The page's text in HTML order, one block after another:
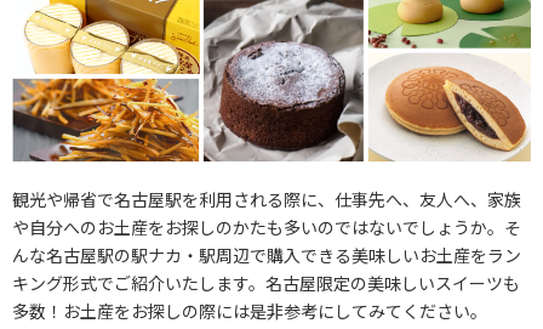
観光や帰省で名古屋駅を利用される際に、仕事先へ、友人へ、家族
や自分へのお土産をお探しのかたも多いのではないでしょうか。そ
んな名古屋駅の駅ナカ・駅周辺で購入できる美味しいお土産をラン
キング形式でご紹介いたします。名古屋限定の美味しいスイーツも
多数！お土産をお探しの際には是非参考にしてみてください。